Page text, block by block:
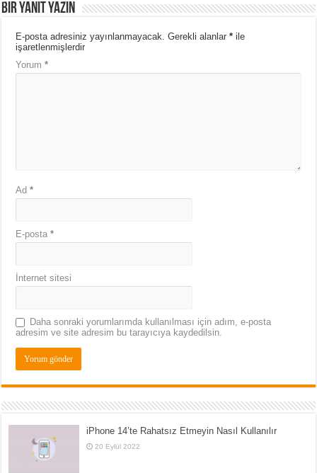
Bir yanıt yazın
E-posta adresiniz yayınlanmayacak. Gerekli alanlar* ile
işaretlenmişlerdir
Yorum*
Ad*
E-posta*
İnternet sitesi
Daha sonraki yorumlarımda kullanılması için adım, e-posta
adresim ve site adresim bu tarayıcıya kaydedilsin.
iPhone 14’te Rahatsız Etmeyin Nasıl Kullanılır
20 Eylül 2022